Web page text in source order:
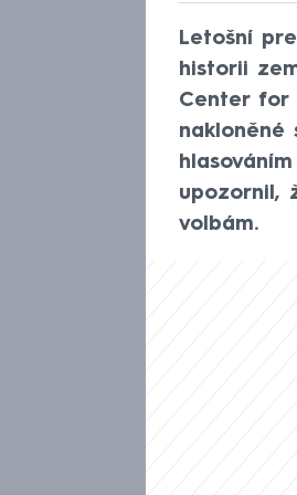
Letošní
historii
Center for
nakloněné
upozornil,
volbám.